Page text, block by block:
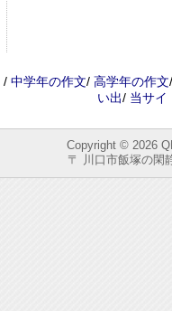
/ 中学年の作文/ 高学年の作文
い出/ 当サイ
Copyright © 2026
〒 川口市飯塚の閑